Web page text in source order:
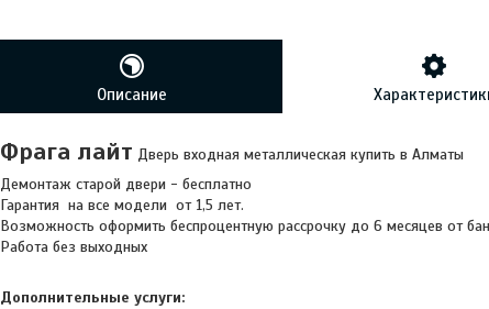
Описание
Фрага лайт Дверь входная металлическая купить в Алматы
Демонтаж старой двери - бесплатно
Гарантия на все модели от 1,5 лет.
Возможность оформить беспроцентную рассрочку до 6 месяцев от
Работа без выходных
Дополнительные услуги: